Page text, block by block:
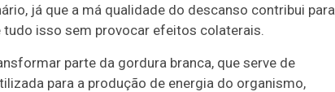
já que a má qualidade do descanso contribui para
isso sem provocar efeitos colaterais.
parte da gordura branca, que serve de
para a produção de energia do organismo,